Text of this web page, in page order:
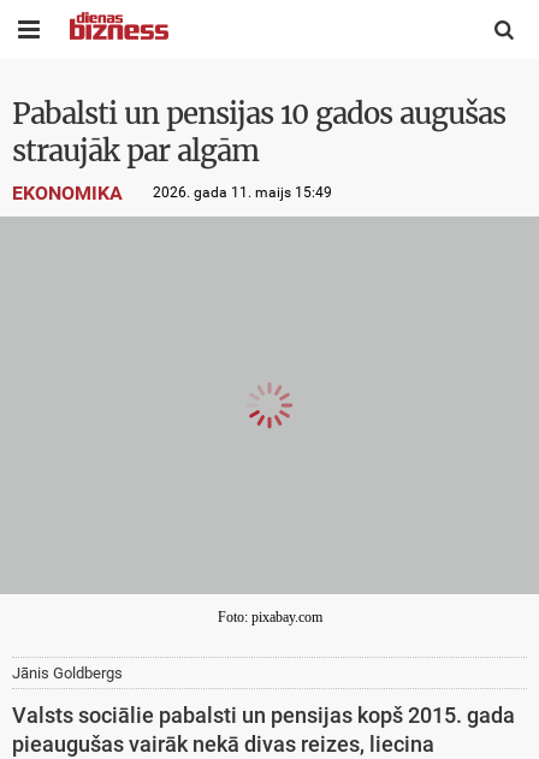
 
Pabalsti un pensijas 10 gados augušas
straujāk par algām
EKONOMIKA 2026. gada 11. maijs 15:49
Foto: pixabay.com
Jānis Goldbergs
Valsts sociālie pabalsti un pensijas kopš 2015. gada
pieaugušas vairāk nekā divas reizes, liecina